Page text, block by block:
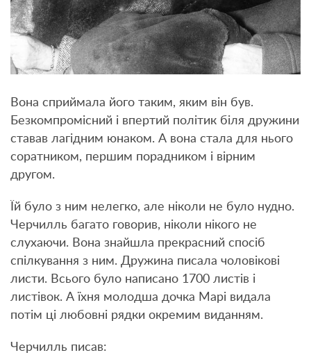
Вона сприймала його таким, яким він був.
Безкомпромісний і впертий політик біля дружини
ставав лагідним юнаком. А вона стала для нього
соратником, першим порадником і вірним
другом.
Їй було з ним нелегко, але ніколи не було нудно.
Черчилль багато говорив, ніколи нікого не
слухаючи. Вона знайшла прекрасний спосіб
спілкування з ним. Дружина писала чоловікові
листи. Всього було написано 1700 листів і
листівок. А їхня молодша дочка Марі видала
потім ці любовні рядки окремим виданням.
Черчилль писав: